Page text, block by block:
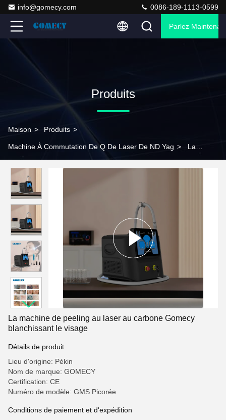
info@gomecy.com 0086-189-1113-0599
Parlez
Produits
Maison > Produits >
Machine À Commutation De Q De Laser De ND Yag > La
visage
La machine de peeling au laser au carbone Gomecy
blanchissant le visage
Détails de produit
Lieu d'origine: Pékin
Nom de marque: GOMECY
Certification: CE
Numéro de modèle: GMS Picorée
Conditions de paiement et d'expédition